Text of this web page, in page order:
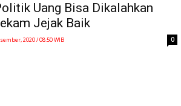
Uang Bisa Dikalahkan
Jejak Baik
2020 / 08:50 WIB 0